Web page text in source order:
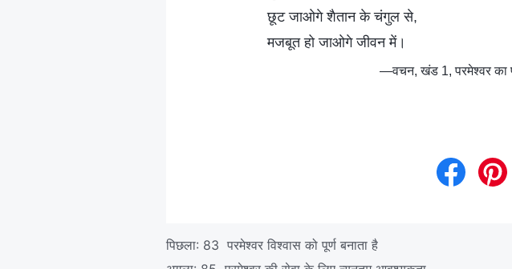
छूट जाओगे शैतान के चंगुल से,
मजबूत हो जाओगे जीवन में।
—वचन, खंड 1, परमेश्वर का
पिछला: 83 परमेश्वर विश्वास को पूर्ण बनाता है